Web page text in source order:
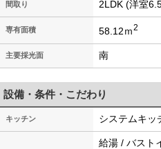
間取り 2LDK (洋室
専有面積 58.12ｍ2
主要採光面 南
設備・条件・こだわり
キッチン システムキッ
給湯 / バスト